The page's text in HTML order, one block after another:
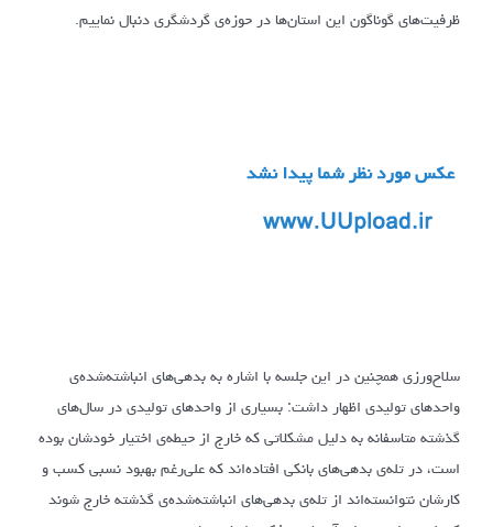
ظرفیت‌های گوناگون این استان‌ها در حوزه‌ی گردشگری دنبال نماییم.
سلاح‌ورزی همچنین در این جلسه با اشاره به بدهی‌های انباشته‌شده‌ی
واحدهای تولیدی اظهار داشت: بسیاری از واحدهای تولیدی در سال‌های
گذشته متاسفانه به دلیل مشکلاتی که خارج از حیطه‌ی اختیار خودشان بوده
است، در تله‌ی بدهی‌های بانکی افتاده‌اند که علی‌رغم بهبود نسبی کسب و
کارشان نتوانسته‌اند از تله‌ی بدهی‌های انباشته‌شده‌ی گذشته خارج شوند